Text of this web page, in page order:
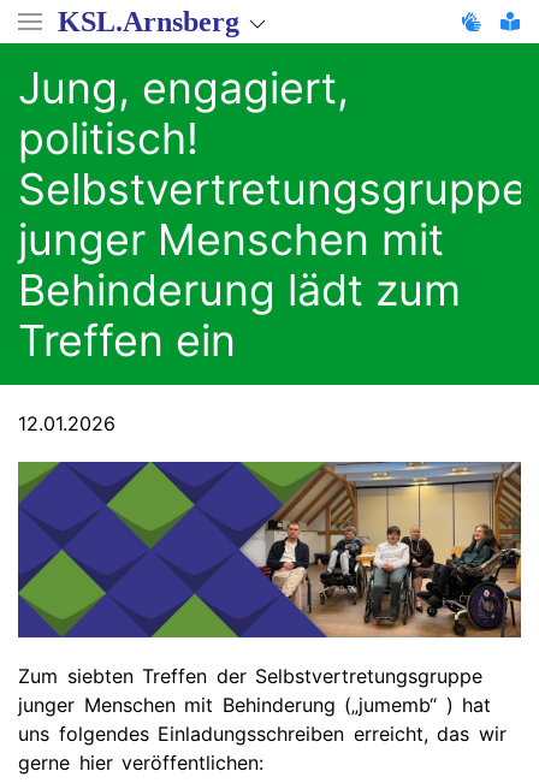
Direkt
zum
Inhalt
KSL.Arnsberg
Jung, engagiert,
politisch!
Selbstvertretungsgruppe
junger Menschen mit
Behinderung lädt zum
Treffen ein
12.01.2026
Zum siebten Treffen der Selbstvertretungsgruppe
junger Menschen mit Behinderung („jumemb“ ) hat
uns folgendes Einladungsschreiben erreicht, das wir
gerne hier veröffentlichen: